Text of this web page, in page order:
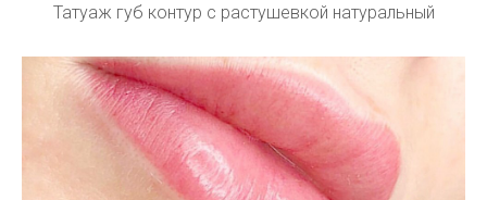
Татуаж губ контур с растушевкой натуральный